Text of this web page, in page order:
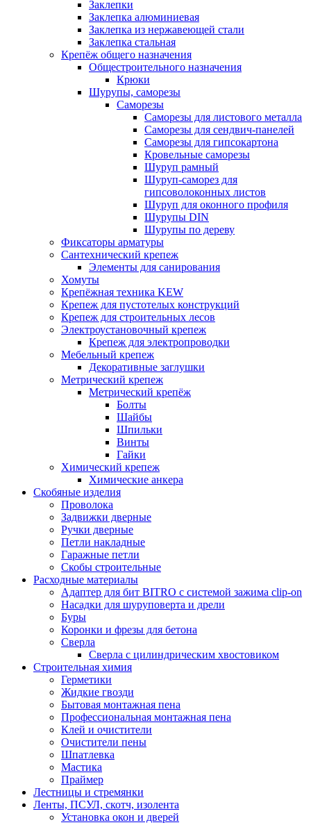
Заклепки
Заклепка алюминиевая
Заклепка из нержавеющей стали
Заклепка стальная
Крепёж общего назначения
Общестроительного назначения
Крюки
Шурупы, саморезы
Саморезы
Саморезы для листового металла
Саморезы для сендвич-панелей
Саморезы для гипсокартона
Кровельные саморезы
Шуруп рамный
Шуруп-саморез для
гипсоволоконных листов
Шуруп для оконного профиля
Шурупы DIN
Шурупы по дереву
Фиксаторы арматуры
Сантехнический крепеж
Элементы для санирования
Хомуты
Крепёжная техника KEW
Крепеж для пустотелых конструкций
Крепеж для строительных лесов
Электроустановочный крепеж
Крепеж для электропроводки
Мебельный крепеж
Декоративные заглушки
Метрический крепеж
Метрический крепёж
Болты
Шайбы
Шпильки
Винты
Гайки
Химический крепеж
Химические анкера
Скобяные изделия
Проволока
Задвижки дверные
Ручки дверные
Петли накладные
Гаражные петли
Скобы строительные
Расходные материалы
Адаптер для бит BITRO с системой зажима clip-on
Насадки для шуруповерта и дрели
Буры
Коронки и фрезы для бетона
Сверла
Сверла с цилиндрическим хвостовиком
Строительная химия
Герметики
Жидкие гвозди
Бытовая монтажная пена
Профессиональная монтажная пена
Клей и очистители
Очистители пены
Шпатлевка
Мастика
Праймер
Лестницы и стремянки
Ленты, ПСУЛ, скотч, изолента
Установка окон и дверей